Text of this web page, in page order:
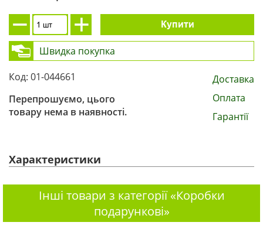
Купити
Швидка покупка
Код: 01-044661
Перепрошуємо, цього
товару нема в наявності.
Доставка
Оплата
Гарантії
Характеристики
Інші товари з категорії «Коробки
подарункові»